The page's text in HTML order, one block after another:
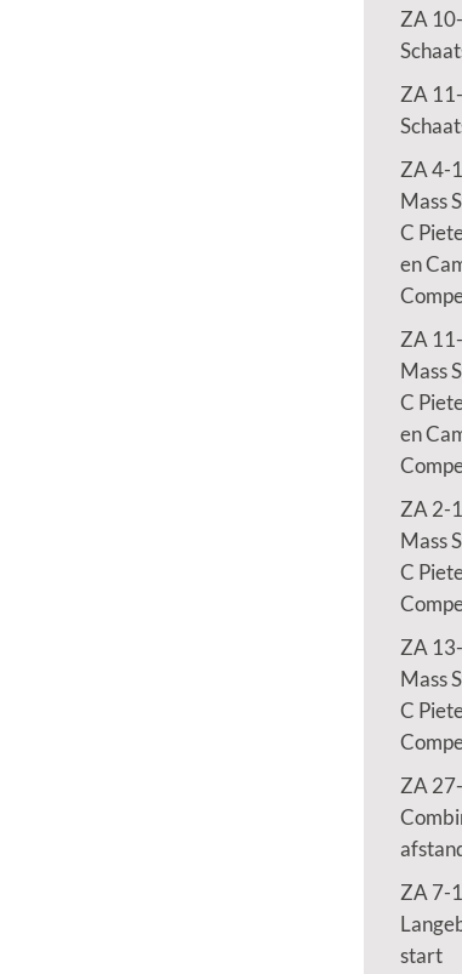
ZA
ZA
ZA 4-
Mass
C
en
ZA
Mass
C
en
ZA 2-
Mass
C
ZA
Mass
C
ZA
ZA 7-
start